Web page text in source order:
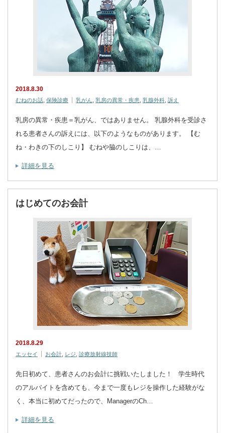
2018.8.30
むねのお話 保険診療 乳がん 乳房の異常・疾患 乳腺外科 訴え
乳房の異常・疾患＝乳がん、ではありません。 乳腺外科を受診さ
れる患者さんの訴えには、以下のようなものがあります。 【む
ね・わきの下のしこり】 むねや脇のしこりは、…
詳細を見る
はじめてのお会計
2018.8.29
エッセイ お会計 レジ 診療放射線技師
先日初めて、患者さんのお会計に挑戦いたしました！ 学生時代
のアルバイトを含めても、今まで一度もレジを操作した経験がな
く、本当に初めてだったので、ManagerのCh…
詳細を見る